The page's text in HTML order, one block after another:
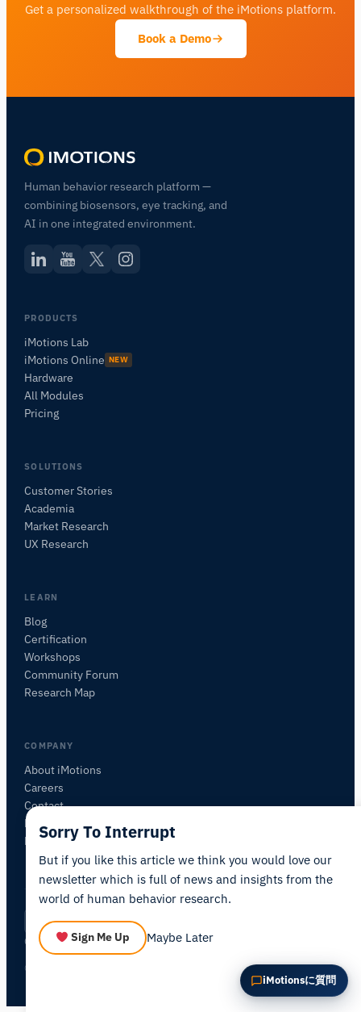
Get a personalized walkthrough of the iMotions platform.
Book a Demo
Human behavior research platform —
combining biosensors, eye tracking, and
AI in one integrated environment.
PRODUCTS
iMotions Lab
iMotions Online NEW
Hardware
All Modules
Pricing
SOLUTIONS
Customer Stories
Academia
Market Research
UX Research
LEARN
Blog
Certification
Workshops
Community Forum
Research Map
COMPANY
About iMotions
Careers
Contact
My iMotions
Newsletter
JA |Privacy Policy
Cookie Settings
© 2026 iMotions A/S. All rights reserved.
iMotionsに質問
研究方法、製品、センサー、SDK、リソースに
この記事について質問
この記事を要約
これをどう応用できますか？
Sorry To Interrupt
But if you like this article we think you would love our
newsletter which is full of news and insights from the
world of human behavior research.
Sign Me Up Maybe Later